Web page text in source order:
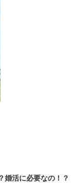
婚活に必要なの！？